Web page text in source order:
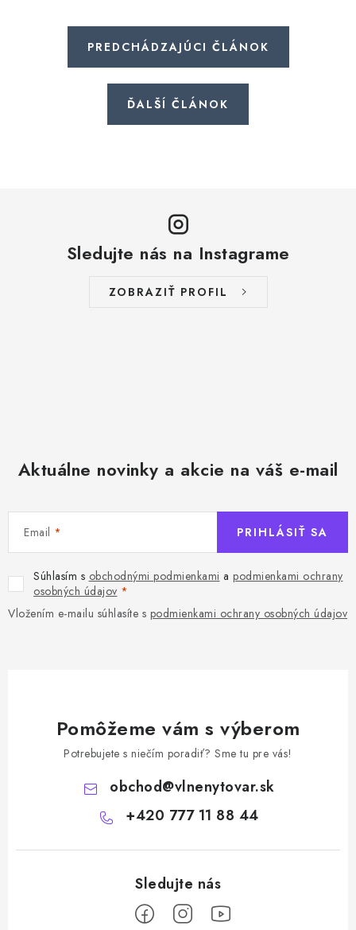
PREDCHÁDZAJÚCI ČLÁNOK
ĎALŠÍ ČLÁNOK
Sledujte nás na Instagrame
ZOBRAZIŤ PROFIL
Aktuálne novinky a akcie na váš e-mail
Email
Súhlasím s obchodnými podmienkami a podmienkami ochrany
osobných údajov
Vložením e-mailu súhlasíte s podmienkami ochrany osobných údajov
PRIHLÁSIŤ SA
Pomôžeme vám s výberom
Potrebujete s niečím poradiť? Sme tu pre vás!
obchod@vlnenytovar.sk
+420 777 11 88 44